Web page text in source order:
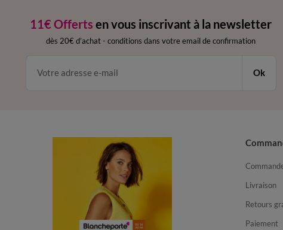
11€ Offerts en vous inscrivant à la newsletter
dès 20€ d’achat - conditions dans votre email de confirmation
Ok
Livraison
Retours
Paiement